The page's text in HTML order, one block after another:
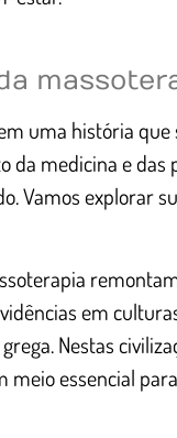
uma história que
da medicina e das
Vamos explorar
em
Nestas
meio essencial